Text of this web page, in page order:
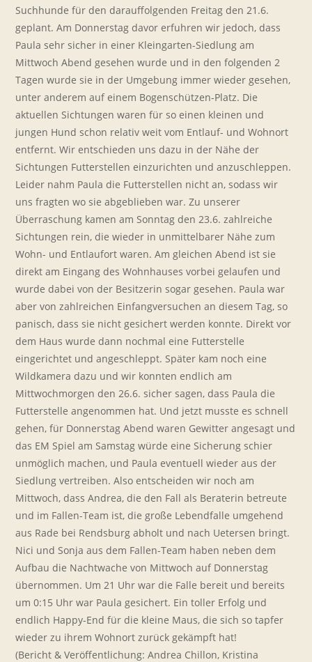
Suchhunde für den darauffolgenden Freitag den 21.6.
geplant. Am Donnerstag davor erfuhren wir jedoch, dass
Paula sehr sicher in einer Kleingarten-Siedlung am
Mittwoch Abend gesehen wurde und in den folgenden 2
Tagen wurde sie in der Umgebung immer wieder gesehen,
unter anderem auf einem Bogenschützen-Platz. Die
aktuellen Sichtungen waren für so einen kleinen und
jungen Hund schon relativ weit vom Entlauf- und Wohnort
entfernt. Wir entschieden uns dazu in der Nähe der
Sichtungen Futterstellen einzurichten und anzuschleppen.
Leider nahm Paula die Futterstellen nicht an, sodass wir
uns fragten wo sie abgeblieben war. Zu unserer
Überraschung kamen am Sonntag den 23.6. zahlreiche
Sichtungen rein, die wieder in unmittelbarer Nähe zum
Wohn- und Entlaufort waren. Am gleichen Abend ist sie
direkt am Eingang des Wohnhauses vorbei gelaufen und
wurde dabei von der Besitzerin sogar gesehen. Paula war
aber von zahlreichen Einfangversuchen an diesem Tag, so
panisch, dass sie nicht gesichert werden konnte. Direkt vor
dem Haus wurde dann nochmal eine Futterstelle
eingerichtet und angeschleppt. Später kam noch eine
Wildkamera dazu und wir konnten endlich am
Mittwochmorgen den 26.6. sicher sagen, dass Paula die
Futterstelle angenommen hat. Und jetzt musste es schnell
gehen, für Donnerstag Abend waren Gewitter angesagt und
das EM Spiel am Samstag würde eine Sicherung schier
unmöglich machen, und Paula eventuell wieder aus der
Siedlung vertreiben. Also entscheiden wir noch am
Mittwoch, dass Andrea, die den Fall als Beraterin betreute
und im Fallen-Team ist, die große Lebendfalle umgehend
aus Rade bei Rendsburg abholt und nach Uetersen bringt.
Nici und Sonja aus dem Fallen-Team haben neben dem
Aufbau die Nachtwache von Mittwoch auf Donnerstag
übernommen. Um 21 Uhr war die Falle bereit und bereits
um 0:15 Uhr war Paula gesichert. Ein toller Erfolg und
endlich Happy-End für die kleine Maus, die sich so tapfer
wieder zu ihrem Wohnort zurück gekämpft hat!
(Bericht & Veröffentlichung: Andrea Chillon, Kristina